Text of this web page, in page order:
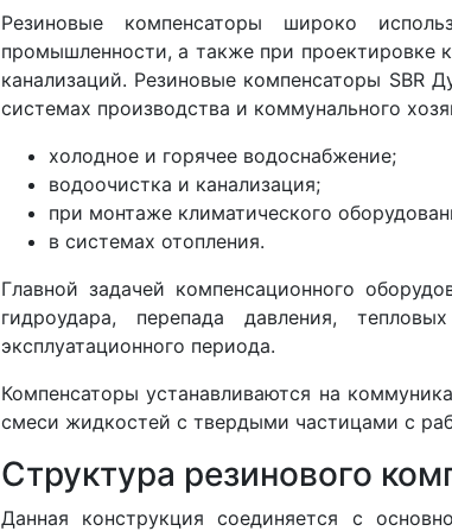
Резиновые компенсаторы широко
промышленности, а также при проектировке
канализаций. Резиновые компенсаторы SBR
системах производства и коммунального
холодное и горячее водоснабжение;
водоочистка и канализация;
при монтаже климатического
в системах отопления.
Главной задачей компенсационного
гидроудара, перепада давления,
эксплуатационного периода.
Компенсаторы устанавливаются на
смеси жидкостей с твердыми частицами с
Структура резинового
Данная конструкция соединяется с